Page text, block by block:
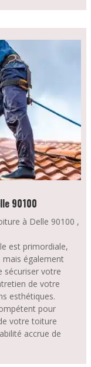
90100
à Delle 90100 ,
est primordiale,
également
sécuriser votre
de votre
esthétiques.
pour
votre toiture
accrue de